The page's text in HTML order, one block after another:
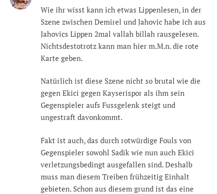
Wie ihr wisst kann ich etwas Lippenlesen, in der
Szene zwischen Demirel und Jahovic habe ich aus
Jahovics Lippen 2mal vallah billah rausgelesen.
Nichtsdestotrotz kann man hier m.M.n. die rote
Karte geben.
Natürlich ist diese Szene nicht so brutal wie die
gegen Ekici gegen Kayserispor als ihm sein
Gegenspieler aufs Fussgelenk steigt und
ungestraft davonkommt.
Fakt ist auch, das durch rotwürdige Fouls von
Gegenspieler sowohl Sadik wie nun auch Ekici
verletzungsbedingt ausgefallen sind. Deshalb
muss man diesem Treiben frühzeitig Einhalt
gebieten. Schon aus diesem grund ist das eine